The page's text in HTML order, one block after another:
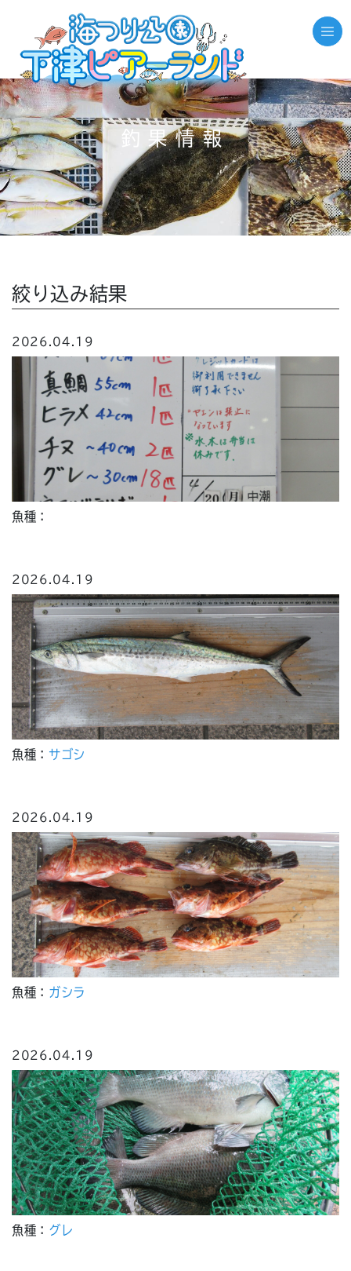
釣果情報
絞り込み結果
2026.04.19
魚種：
2026.04.19
魚種： サゴシ
2026.04.19
魚種： ガシラ
2026.04.19
魚種： グレ